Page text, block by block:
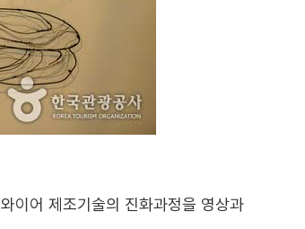
이어 제조기술의 진화과정을 영상과